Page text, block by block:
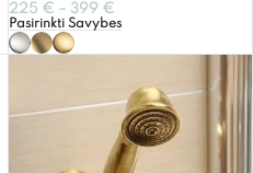
225 € – 399 €
Pasirinkti Savybes